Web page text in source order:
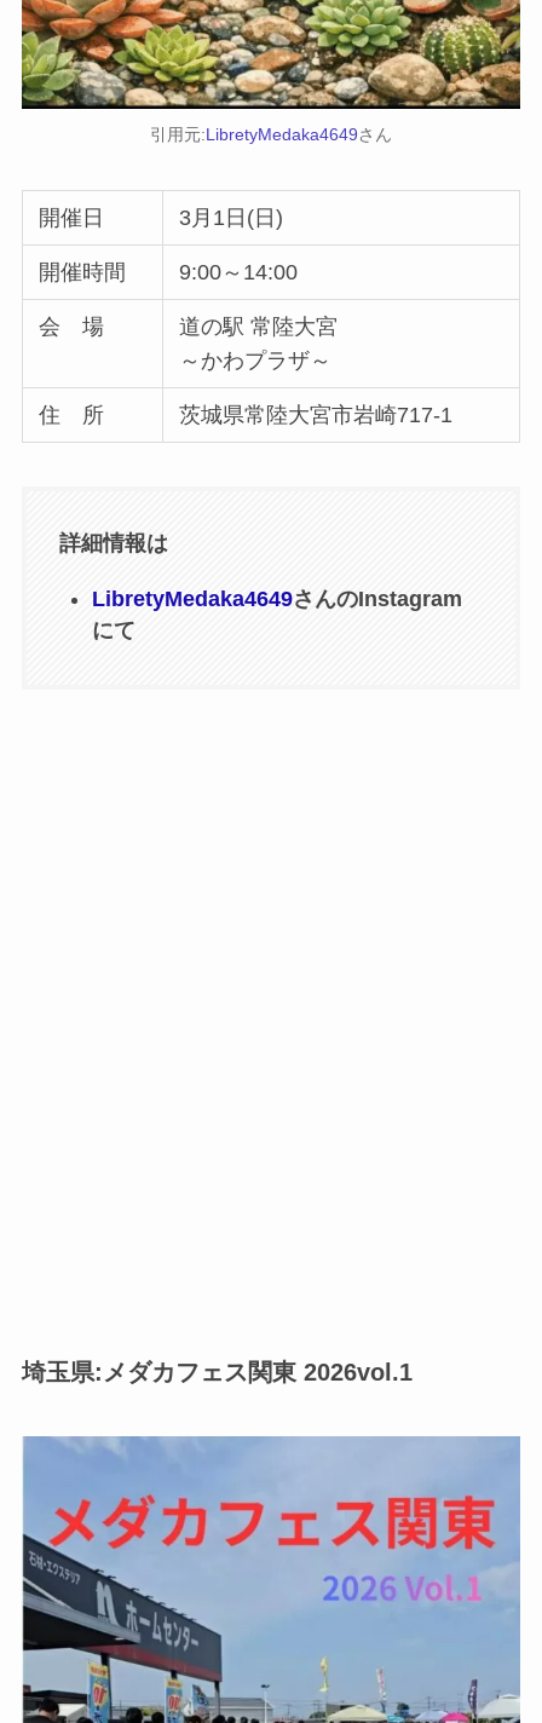
引用元:LibretyMedaka4649さん
開催日 3月1日(日)
開催時間 9:00～14:00
会 場
道の駅 常陸大宮
～かわプラザ～
住 所 茨城県常陸大宮市岩崎717-1
詳細情報は
LibretyMedaka4649さんのInstagram
にて
埼玉県:メダカフェス関東 2026vol.1